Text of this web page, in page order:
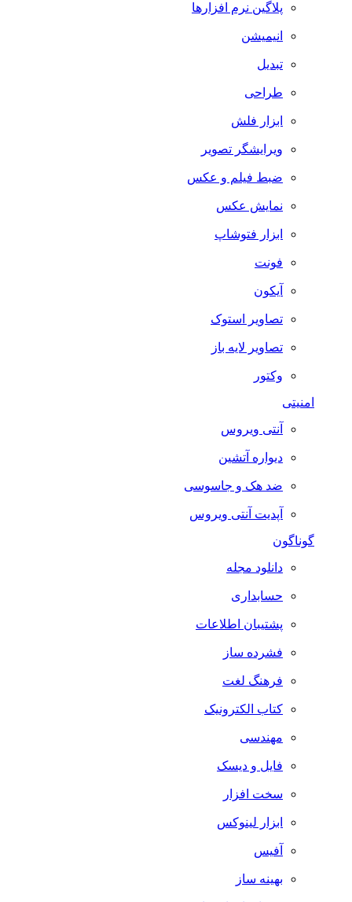
پلاگین نرم افزارها
انیمیشن
تبدیل
طراحی
ابزار فلش
ویرایشگر تصویر
ضبط فيلم و عكس
نمایش عکس
ابزار فتوشاپ
فونت
آیکون
تصاویر استوک
تصاویر لایه باز
وکتور
آنتی ویروس
دیواره آتشین
ضد هک و جاسوسی
آپدیت آنتی ویروس
گوناگون
دانلود مجله
حسابداری
پشتیبان اطلاعات
فشرده ساز
فرهنگ لغت
کتاب الکترونیک
مهندسی
فایل و دیسک
سخت افزار
ابزار لینوکس
آفیس
بهینه ساز